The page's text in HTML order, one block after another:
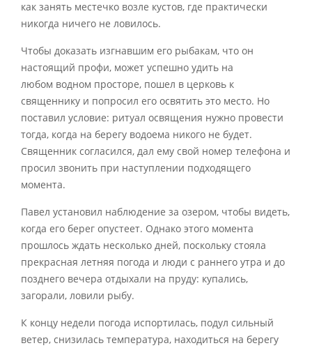
как занять местечко возле кустов, где практически
никогда ничего не ловилось.
Чтобы доказать изгнавшим его рыбакам, что он
настоящий профи, может успешно удить на
любом водном просторе, пошел в церковь к
священнику и попросил его освятить это место. Но
поставил условие: ритуал освящения нужно провести
тогда, когда на берегу водоема никого не будет.
Священник согласился, дал ему свой номер телефона и
просил звонить при наступлении подходящего
момента.
Павел установил наблюдение за озером, чтобы видеть,
когда его берег опустеет. Однако этого момента
прошлось ждать несколько дней, поскольку стояла
прекрасная летняя погода и люди с раннего утра и до
позднего вечера отдыхали на пруду: купались,
загорали, ловили рыбу.
К концу недели погода испортилась, подул сильный
ветер, снизилась температура, находиться на берегу